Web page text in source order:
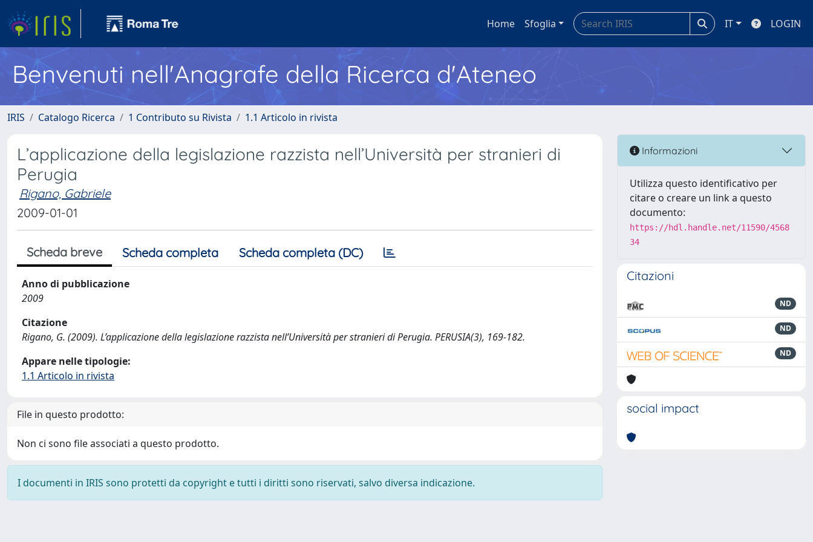
Home Sfoglia IT LOGIN
Benvenuti nell'Anagrafe della Ricerca d'Ateneo
IRIS Catalogo Ricerca 1 Contributo su Rivista 1.1 Articolo in rivista
L’applicazione della legislazione razzista nell’Università per stranieri di
Perugia
Rigano, Gabriele
2009-01-01
Scheda breve Scheda completa Scheda completa (DC)
Anno di pubblicazione
2009
Citazione
Rigano, G. (2009). L’applicazione della legislazione razzista nell’Università per stranieri di Perugia. PERUSIA(3), 169-182.
Appare nelle tipologie:
1.1 Articolo in rivista
File in questo prodotto:
Non ci sono file associati a questo prodotto.
I documenti in IRIS sono protetti da copyright e tutti i diritti sono riservati, salvo diversa indicazione.
Informazioni
Utilizza questo identificativo per
citare o creare un link a questo
documento:
https://hdl.handle.net/11590/4568
34
Citazioni
ND
ND
ND
social impact